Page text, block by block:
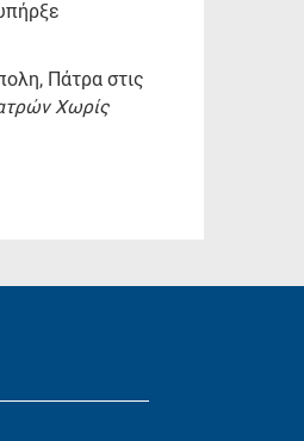
Πάτρα στις
Χωρίς